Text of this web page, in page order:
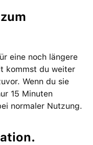
eine noch längere
kommst du weiter
Wenn du sie
15 Minuten
normaler Nutzung.